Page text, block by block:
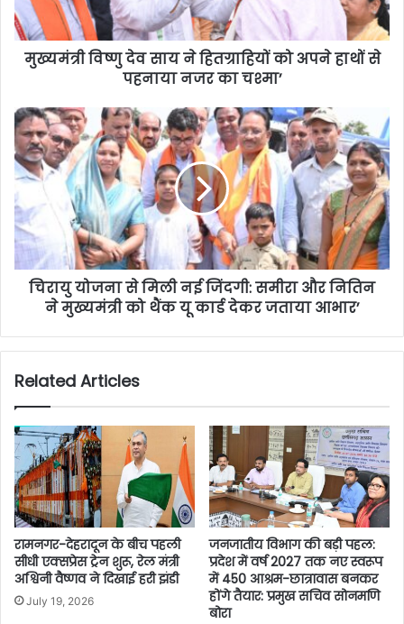
मुख्यमंत्री विष्णु देव साय ने हितग्राहियों को अपने हाथों से
पहनाया नजर का चश्मा’
चिरायु योजना से मिली नई जिंदगी: समीरा और नितिन
ने मुख्यमंत्री को थैंक यू कार्ड देकर जताया आभार’
Related Articles
रामनगर-देहरादून के बीच पहली
सीधी एक्सप्रेस ट्रेन शुरू, रेल मंत्री
अश्विनी वैष्णव ने दिखाई हरी झंडी
July 19, 2026
जनजातीय विभाग की बड़ी पहल:
प्रदेश में वर्ष 2027 तक नए स्वरूप
में 450 आश्रम-छात्रावास बनकर
होंगे तैयार: प्रमुख सचिव सोनमणि
बोरा